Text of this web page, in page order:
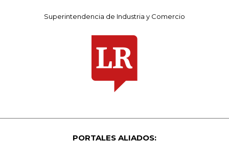
Superintendencia de Industria y Comercio
PORTALES ALIADOS: